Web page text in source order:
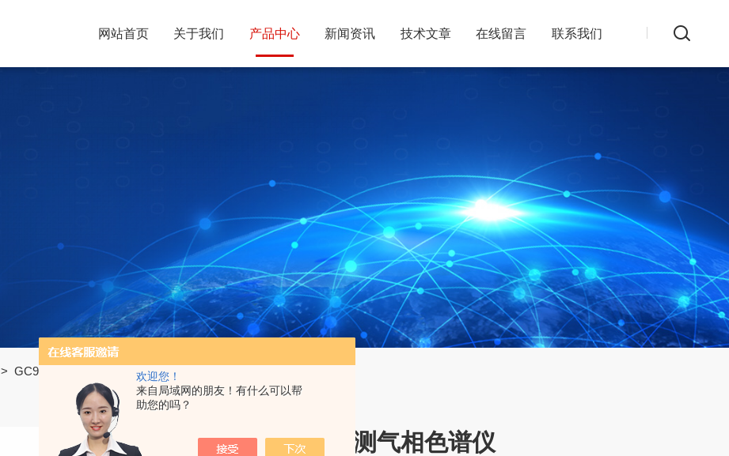
欢迎您！
来自局域网的朋友！有什么可以帮
助您的吗？
网站首页 关于我们 产品中心 新闻资讯 技术文章 在线留言 联系我们
> GC90室内空气TVOC检测气相色谱仪
室内空气TVOC检测气相色谱仪